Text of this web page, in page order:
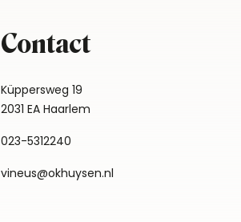
Contact
Küppersweg 19
2031 EA Haarlem
023-5312240
vineus@okhuysen.nl